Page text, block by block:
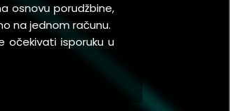
osnovu porudžbine,
na jednom računu.
očekivati isporuku u